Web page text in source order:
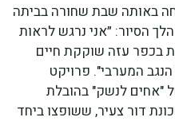
באותה שבת שחורה בביתה
הסיור: ״אני נרגש לראות
בכפר עזה שוקקת חיים
המערבי". פרויקט
"אחים לנשק" בהובלת
לשכונת דור צעיר, ששופצו ביחד